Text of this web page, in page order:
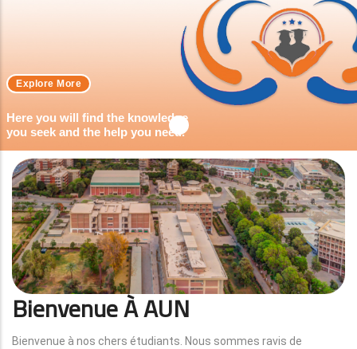
Here you will find the knowledge
you seek and the help you need.
Explore More
Bienvenue À AUN
Bienvenue à nos chers étudiants. Nous sommes ravis de